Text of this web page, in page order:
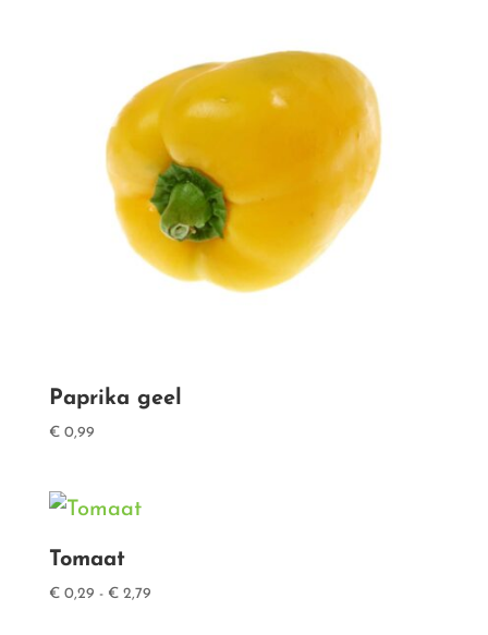
Paprika geel
€0,99
Tomaat
€0,29 - €2,79Prijsklasse: